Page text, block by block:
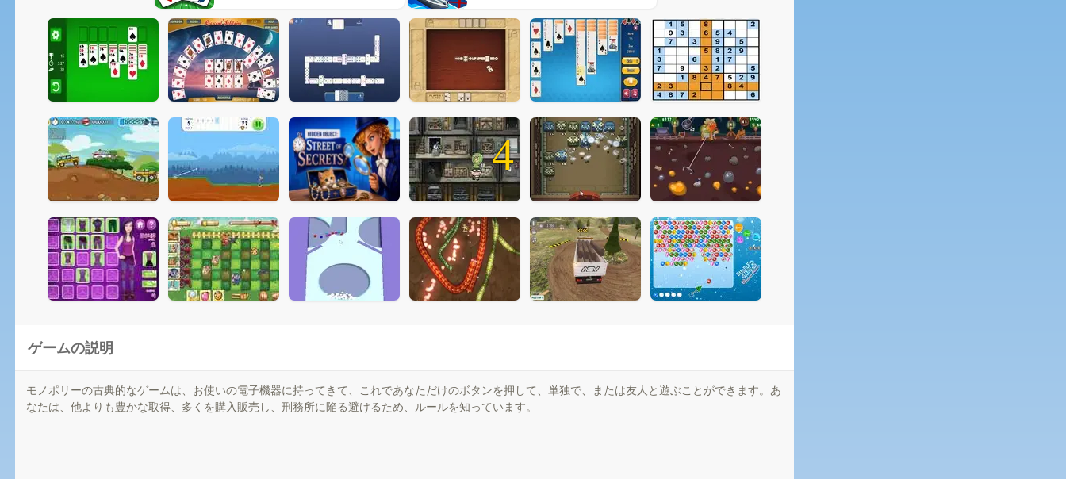
4
ゲームの説明
モノポリーの古典的なゲームは、お使いの電子機器に持ってきて、これであなただけのボタンを押して、単独で、または友人と遊ぶことができます。あ
なたは、他よりも豊かな取得、多くを購入販売し、刑務所に陥る避けるため、ルールを知っています。